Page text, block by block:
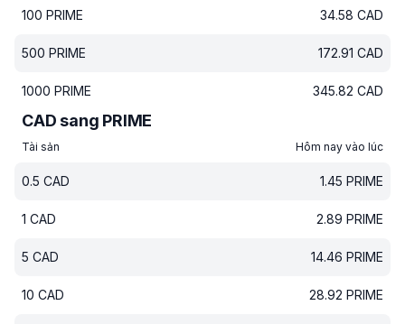
100 PRIME 34.58 CAD
500 PRIME 172.91 CAD
1000 PRIME 345.82 CAD
CAD sang PRIME
Tài sản Hôm nay vào lúc
0.5 CAD 1.45 PRIME
1 CAD 2.89 PRIME
5 CAD 14.46 PRIME
10 CAD 28.92 PRIME